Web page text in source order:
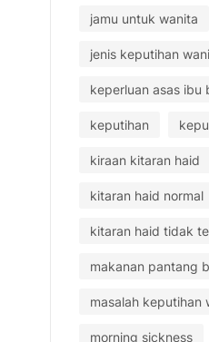
jamu untuk wanita
jenis keputihan
keperluan asas ibu
keputihan
kiraan kitaran haid
kitaran haid normal
kitaran haid tidak
makanan pantang
masalah keputihan
morning sickness